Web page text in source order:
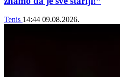
Tenis 14:44 09.08.2026.